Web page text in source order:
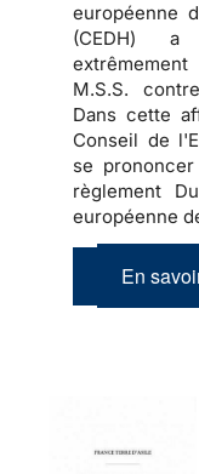
européenne
(CEDH)
M.S.S.
Dans cette
Conseil de
se
règlement
européenne
En